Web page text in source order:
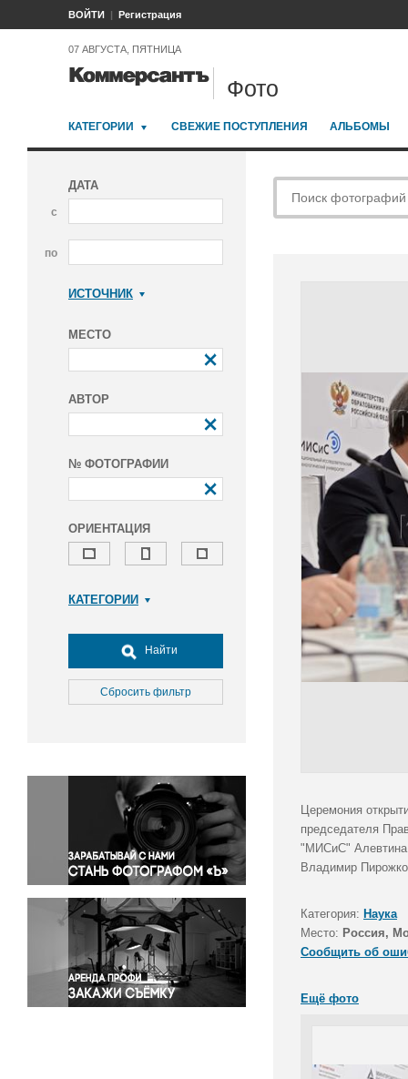
ВОЙТИ Регистрация
07 АВГУСТА, ПЯТНИЦА
Фото
КАТЕГОРИИ СВЕЖИЕ ПОСТУПЛЕНИЯ АЛЬБОМЫ
ДАТА
с
по
ИСТОЧНИК
МЕСТО
АВТОР
№ ФОТОГРАФИИ
ОРИЕНТАЦИЯ
КАТЕГОРИИ
Досуг, туризм и отдых
Культура
Медицина
Окружающая среда
Политика
Правосудие
Происшествия и конфликты
Религия
Светская жизнь
Спорт
Экология
Экономика и бизнес
Найти
Сбросить фильтр
Церемония
председателя
"МИСиС" Алевтина
Владимир
Категория: Наука
Место: Россия,
Сообщить об
Ещё фото